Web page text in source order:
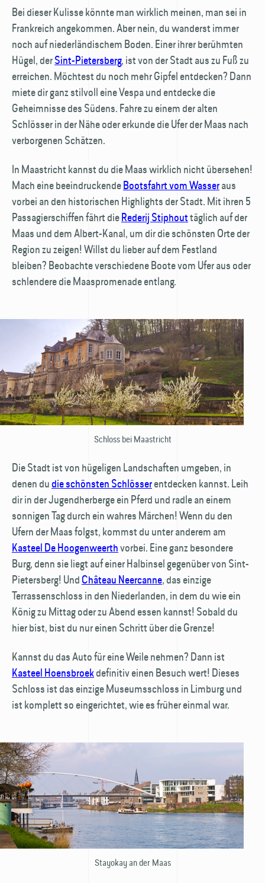
Bei dieser Kulisse könnte man wirklich meinen, man sei in
Frankreich angekommen. Aber nein, du wanderst immer
noch auf niederländischem Boden. Einer ihrer berühmten
Hügel, derSint-Pietersberg, ist von der Stadt aus zu Fuß zu
erreichen. Möchtest du noch mehr Gipfel entdecken? Dann
miete dir ganz stilvoll eine Vespa und entdecke die
Geheimnisse des Südens. Fahre zu einem der alten
Schlösser in der Nähe oder erkunde die Ufer der Maas nach
verborgenen Schätzen.
In Maastricht kannst du die Maas wirklich nicht übersehen!
Mach eine beeindruckendeBootsfahrt vom Wasseraus
vorbei an den historischen Highlights der Stadt. Mit ihren 5
Passagierschiffen fährt dieRederij Stiphouttäglich auf der
Maas und dem Albert-Kanal, um dir die schönsten Orte der
Region zu zeigen! Willst du lieber auf dem Festland
bleiben? Beobachte verschiedene Boote vom Ufer aus oder
schlendere die Maaspromenade entlang.
Schloss bei Maastricht
Die Stadt ist von hügeligen Landschaften umgeben, in
denen du die schönsten Schlösserentdecken kannst. Leih
dir in der Jugendherberge ein Pferd und radle an einem
sonnigen Tag durch ein wahres Märchen! Wenn du den
Ufern der Maas folgst, kommst du unter anderem am
Kasteel De Hoogenweerthvorbei. Eine ganz besondere
Burg, denn sie liegt auf einer Halbinsel gegenüber von Sint-
Pietersberg! Und Château Neercanne, das einzige
Terrassenschloss in den Niederlanden, in dem du wie ein
König zu Mittag oder zu Abend essen kannst! Sobald du
hier bist, bist du nur einen Schritt über die Grenze!
Kannst du das Auto für eine Weile nehmen? Dann ist
Kasteel Hoensbroekdefinitiv einen Besuch wert! Dieses
Schloss ist das einzige Museumsschloss in Limburg und
ist komplett so eingerichtet, wie es früher einmal war.
Stayokay an der Maas